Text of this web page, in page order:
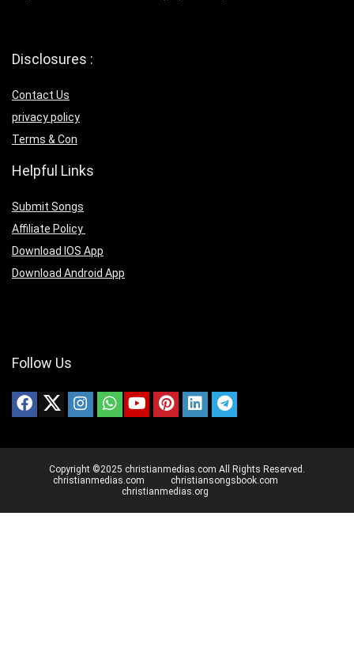
Disclosures :
Contact Us
privacy policy
Terms & Con
Helpful Links
Submit Songs
Affiliate Policy
Download IOS App
Download Android App
Follow Us
Copyright ©2025 christianmedias.com All Rights Reserved.
christianmedias.com
christiansongsbook.com
christianmedias.org